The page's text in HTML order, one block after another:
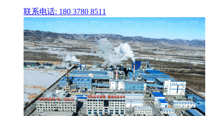
联系电话: 180 3780 8511